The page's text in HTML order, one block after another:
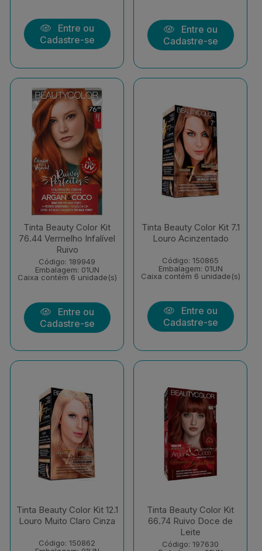
Entre ou
Cadastre-se
Entre ou
Cadastre-se
Tinta Beauty Color Kit
76.44 Vermelho Infalível
Ruivo
Código: 189949
Embalagem: 01UN
Caixa contém 6 unidade(s)
Entre ou
Cadastre-se
Tinta Beauty Color Kit 7.1
Louro Acinzentado
Código: 150865
Embalagem: 01UN
Caixa contém 6 unidade(s)
Entre ou
Cadastre-se
Tinta Beauty Color Kit 12.1
Louro Muito Claro Cinza
Código: 150862
Tinta Beauty Color Kit
66.74 Ruivo Doce de
Leite
Código: 197630